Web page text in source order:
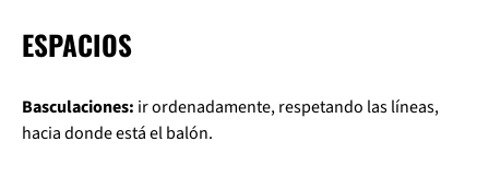
ESPACIOS
Basculaciones: ir ordenadamente, respetando las líneas,
hacia donde está el balón.